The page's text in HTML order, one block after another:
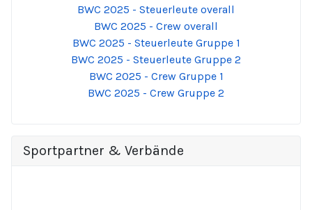
BWC 2025 - Steuerleute overall
BWC 2025 - Crew overall
BWC 2025 - Steuerleute Gruppe 1
BWC 2025 - Steuerleute Gruppe 2
BWC 2025 - Crew Gruppe 1
BWC 2025 - Crew Gruppe 2
Sportpartner & Verbände